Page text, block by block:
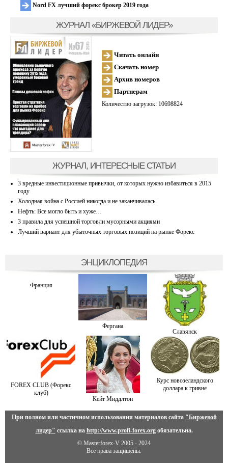
Nord FX лучший форекс брокер 2019 года
ЖУРНАЛ «БИРЖЕВОЙ ЛИДЕР»
Читать онлайн
Скачать номер
Архив номеров
Партнерам
Количество загрузок: 10698824
ЖУРНАЛ, ИНТЕРЕСНЫЕ СТАТЬИ
3 вредные инвестиционные привычки, от которых нужно избавиться в 2015
году
Холодная война с Россией никогда и не заканчивалась
Нефть: Все могло быть и хуже…
3 правила для успешной торговли мусорными акциями
Лучший вариант для убыточных торговых позиций на рынке Форекс
ЭНЦИКЛОПЕДИЯ
Франция
Фергана
Славянск
FOREX CLUB (Форекс
клуб)
Кейт Миддлтон
Курс новозеландского
доллара к гривне
При полном или частичном использовании материалов сайта "Биржевой
лидер" ссылка на http://www.profi-forex.orgобязательна.
© Masterforex-V 2005 - 2024
Все права защищены.